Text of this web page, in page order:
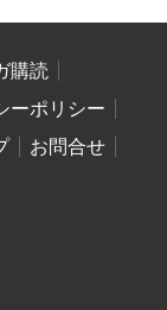
購読
ーポリシー
お問合せ